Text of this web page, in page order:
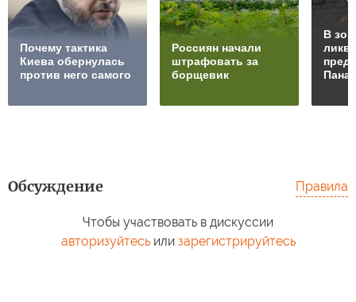
Почему тактика
Киева обернулась
против него самого
Россиян начали
штрафовать за
борщевик
В
Обсуждение Правила
Чтобы участвовать в дискуссии
авторизуйтесьили зарегистрируйтесь